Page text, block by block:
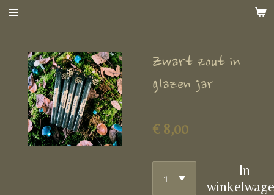
Ga
hoofdinhoud
Zwart zout in
glazen jar
€ 8,00
In